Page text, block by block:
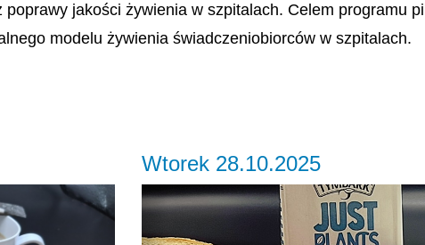
jakości żywienia w szpitalach. Celem programu
modelu żywienia świadczeniobiorców w szpitalach.
Next
Wtorek 28.10.2025
Previous